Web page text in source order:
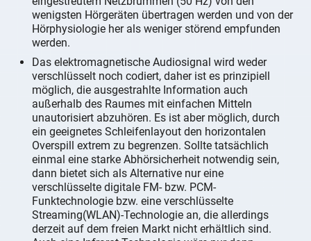
wenigsten Hörgeräten übertragen werden und von der
Hörphysiologie her als weniger störend empfunden
werden.
Das elektromagnetische Audiosignal wird weder
verschlüsselt noch codiert, daher ist es prinzipiell
möglich, die ausgestrahlte Information auch
außerhalb des Raumes mit einfachen Mitteln
unautorisiert abzuhören. Es ist aber möglich, durch
ein geeignetes Schleifenlayout den horizontalen
Overspill extrem zu begrenzen. Sollte tatsächlich
einmal eine starke Abhörsicherheit notwendig sein,
dann bietet sich als Alternative nur eine
verschlüsselte digitale FM- bzw. PCM-
Funktechnologie bzw. eine verschlüsselte
Streaming(WLAN)-Technologie an, die allerdings
derzeit auf dem freien Markt nicht erhältlich sind.